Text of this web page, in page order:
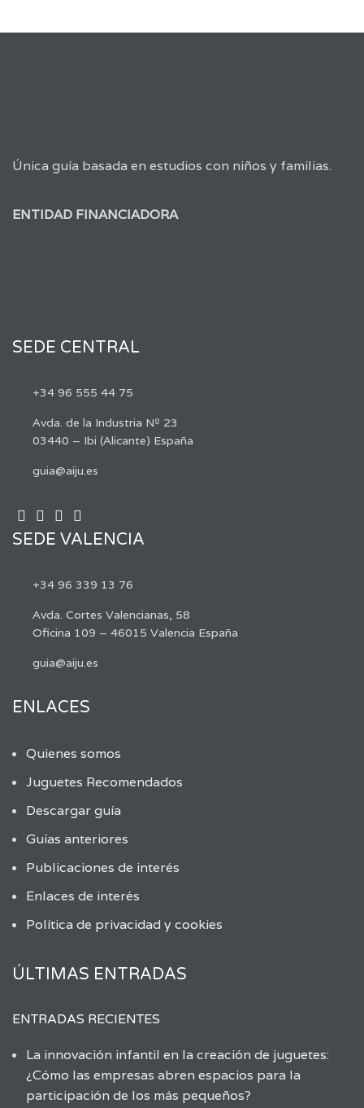
Única guía basada en estudios con niños y familias.
ENTIDAD FINANCIADORA
SEDE CENTRAL
+34 96 555 44 75
Avda. de la Industria Nº 23
03440 – Ibi (Alicante) España
guia@aiju.es
SEDE VALENCIA
+34 96 339 13 76
Avda. Cortes Valencianas, 58
Oficina 109 – 46015 Valencia España
guia@aiju.es
ENLACES
Quienes somos
Juguetes Recomendados
Descargar guía
Guías anteriores
Publicaciones de interés
Enlaces de interés
Política de privacidad y cookies
ÚLTIMAS ENTRADAS
ENTRADAS RECIENTES
La innovación infantil en la creación de juguetes:
¿Cómo las empresas abren espacios para la
participación de los más pequeños?